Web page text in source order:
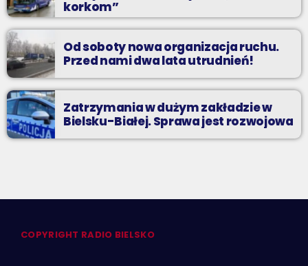
korkom”
Od soboty nowa organizacja ruchu.
Przed nami dwa lata utrudnień!
Zatrzymania w dużym zakładzie w
Bielsku-Białej. Sprawa jest rozwojowa
COPYRIGHT RADIO BIELSKO